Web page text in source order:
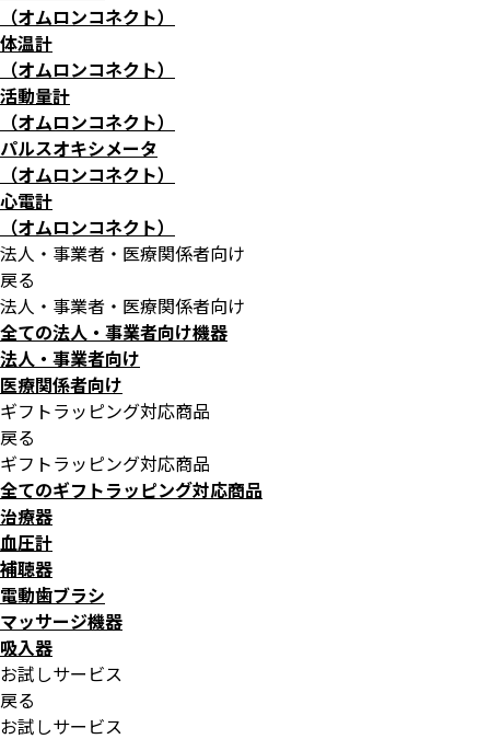
（オムロンコネクト）
体温計
（オムロンコネクト）
活動量計
（オムロンコネクト）
パルスオキシメータ
（オムロンコネクト）
心電計
（オムロンコネクト）
法人・事業者・医療関係者向け
戻る
法人・事業者・医療関係者向け
全ての法人・事業者向け機器
法人・事業者向け
医療関係者向け
ギフトラッピング対応商品
戻る
ギフトラッピング対応商品
全てのギフトラッピング対応商品
治療器
血圧計
補聴器
電動歯ブラシ
マッサージ機器
吸入器
お試しサービス
戻る
お試しサービス